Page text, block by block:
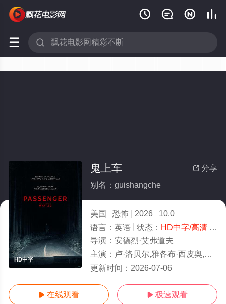
   
 
HD中字
 分享
鬼上车
别名：guishangche
美国 恐怖 2026
10.0
语言： 英语 状态： HD中字/高清- 免费在线观看
导演： 安德烈·艾弗道夫
主演： 卢·洛贝尔,雅各布·西皮奥,梅丽莎·里奥,德薇埃尔·约翰逊,邦妮·迪肖恩,布雷特·贝德罗西
更新时间： 2026-07-06
 在线观看  极速观看